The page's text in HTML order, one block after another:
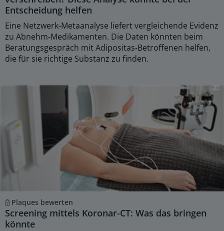
Entscheidung helfen
Eine Netzwerk-Metaanalyse liefert vergleichende Evidenz
zu Abnehm-Medikamenten. Die Daten könnten beim
Beratungsgespräch mit Adipositas-Betroffenen helfen,
die für sie richtige Substanz zu finden.
Plaques bewerten
Screening mittels Koronar-CT: Was das bringen
könnte